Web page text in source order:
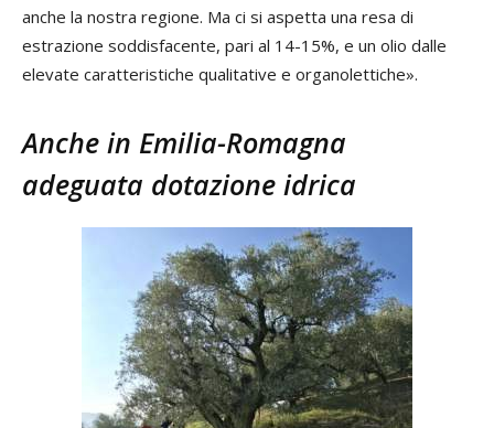
anche la nostra regione. Ma ci si aspetta una resa di
estrazione soddisfacente, pari al 14-15%, e un olio dalle
elevate caratteristiche qualitative e organolettiche».
Anche in Emilia-Romagna
adeguata dotazione idrica